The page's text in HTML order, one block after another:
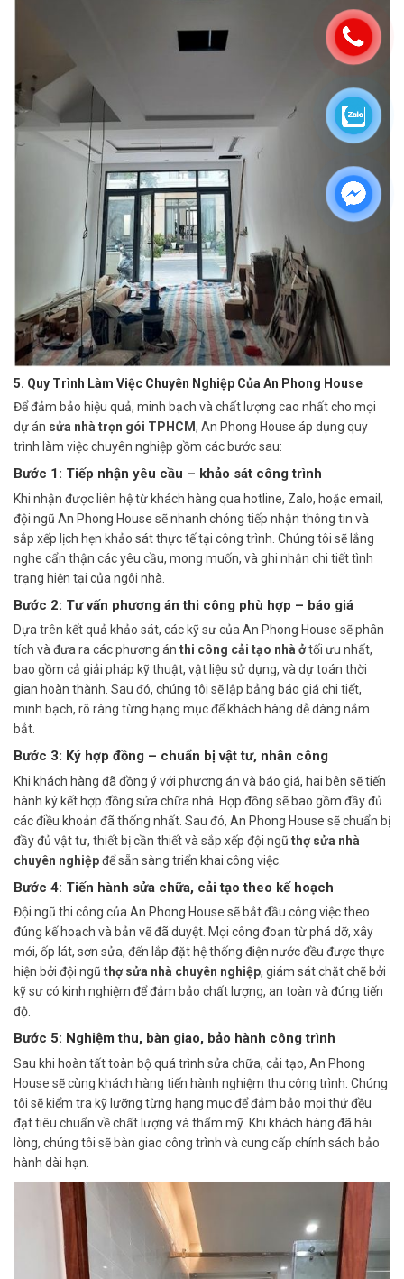
5. Quy Trình Làm Việc Chuyên Nghiệp Của An Phong House
Để đảm bảo hiệu quả, minh bạch và chất lượng cao nhất cho mọi
dự án sửa nhà trọn gói TPHCM, An Phong House áp dụng quy
trình làm việc chuyên nghiệp gồm các bước sau:
Bước 1: Tiếp nhận yêu cầu – khảo sát công trình
Khi nhận được liên hệ từ khách hàng qua hotline, Zalo, hoặc email,
đội ngũ An Phong House sẽ nhanh chóng tiếp nhận thông tin và
sắp xếp lịch hẹn khảo sát thực tế tại công trình. Chúng tôi sẽ lắng
nghe cẩn thận các yêu cầu, mong muốn, và ghi nhận chi tiết tình
trạng hiện tại của ngôi nhà.
Bước 2: Tư vấn phương án thi công phù hợp – báo giá
Dựa trên kết quả khảo sát, các kỹ sư của An Phong House sẽ phân
tích và đưa ra các phương án thi công cải tạo nhà ởtối ưu nhất,
bao gồm cả giải pháp kỹ thuật, vật liệu sử dụng, và dự toán thời
gian hoàn thành. Sau đó, chúng tôi sẽ lập bảng báo giá chi tiết,
minh bạch, rõ ràng từng hạng mục để khách hàng dễ dàng nắm
bắt.
Bước 3: Ký hợp đồng – chuẩn bị vật tư, nhân công
Khi khách hàng đã đồng ý với phương án và báo giá, hai bên sẽ tiến
hành ký kết hợp đồng sửa chữa nhà. Hợp đồng sẽ bao gồm đầy đủ
các điều khoản đã thống nhất. Sau đó, An Phong House sẽ chuẩn bị
đầy đủ vật tư, thiết bị cần thiết và sắp xếp đội ngũ thợ sửa nhà
chuyên nghiệpđể sẵn sàng triển khai công việc.
Bước 4: Tiến hành sửa chữa, cải tạo theo kế hoạch
Đội ngũ thi công của An Phong House sẽ bắt đầu công việc theo
đúng kế hoạch và bản vẽ đã duyệt. Mọi công đoạn từ phá dỡ, xây
mới, ốp lát, sơn sửa, đến lắp đặt hệ thống điện nước đều được thực
hiện bởi đội ngũ thợ sửa nhà chuyên nghiệp, giám sát chặt chẽ bởi
kỹ sư có kinh nghiệm để đảm bảo chất lượng, an toàn và đúng tiến
độ.
Bước 5: Nghiệm thu, bàn giao, bảo hành công trình
Sau khi hoàn tất toàn bộ quá trình sửa chữa, cải tạo, An Phong
House sẽ cùng khách hàng tiến hành nghiệm thu công trình. Chúng
tôi sẽ kiểm tra kỹ lưỡng từng hạng mục để đảm bảo mọi thứ đều
đạt tiêu chuẩn về chất lượng và thẩm mỹ. Khi khách hàng đã hài
lòng, chúng tôi sẽ bàn giao công trình và cung cấp chính sách bảo
hành dài hạn.